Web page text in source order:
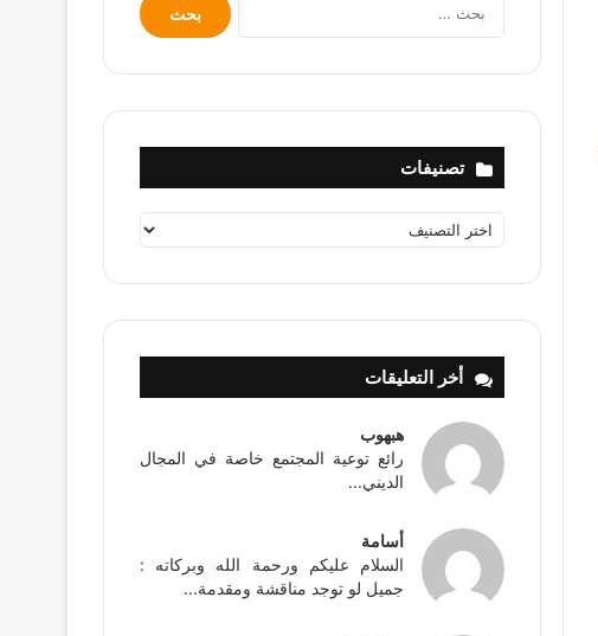
عن:
تصنيفات
تصنيفات
أخر التعليقات
هبهوب
رائع توعية المجتمع خاصة في المجال
الديني...
أسامة
السلام عليكم ورحمة الله وبركاته :
جميل لو توجد مناقشة ومقدمة...